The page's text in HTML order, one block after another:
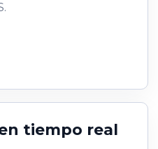
tiempo real